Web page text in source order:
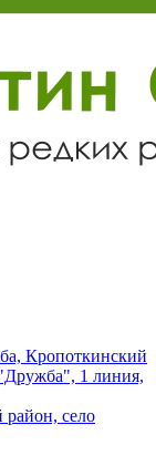
Кропоткинский
1 линия,
район, село